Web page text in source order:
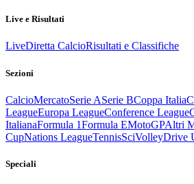
Live e Risultati
LiveDiretta CalcioRisultati e Classifiche
Sezioni
CalcioMercatoSerie ASerie BCoppa Italia
LeagueEuropa LeagueConference League
ItalianaFormula 1Formula EMotoGPAltri
CupNations LeagueTennisSciVolleyDrive
Speciali